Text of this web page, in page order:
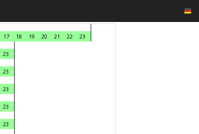
17 18 19 20 21 22
23
23
23
23
23
23